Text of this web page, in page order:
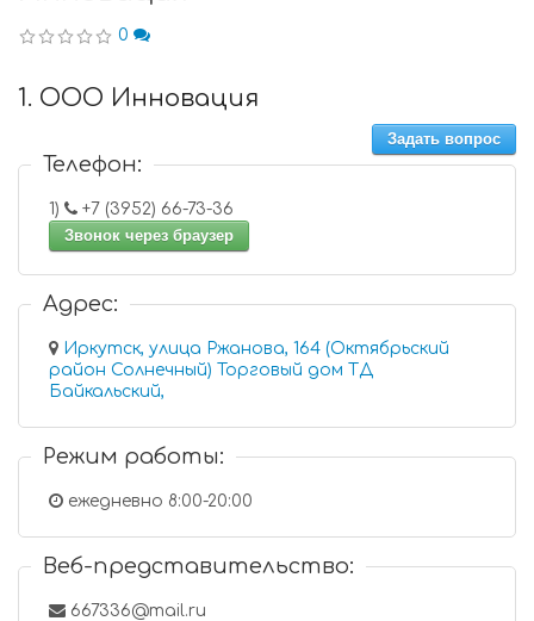
0
1. ООО Инновация
Задать вопрос
Телефон:
1)
+7 (3952) 66-73-36
Звонок через браузер
Адрес:
Иркутск, улица Ржанова, 164 (Октябрьский
район Солнечный) Торговый дом ТД
Байкальский,
Режим работы:
ежедневно 8:00-20:00
Веб-представительство:
667336@mail.ru